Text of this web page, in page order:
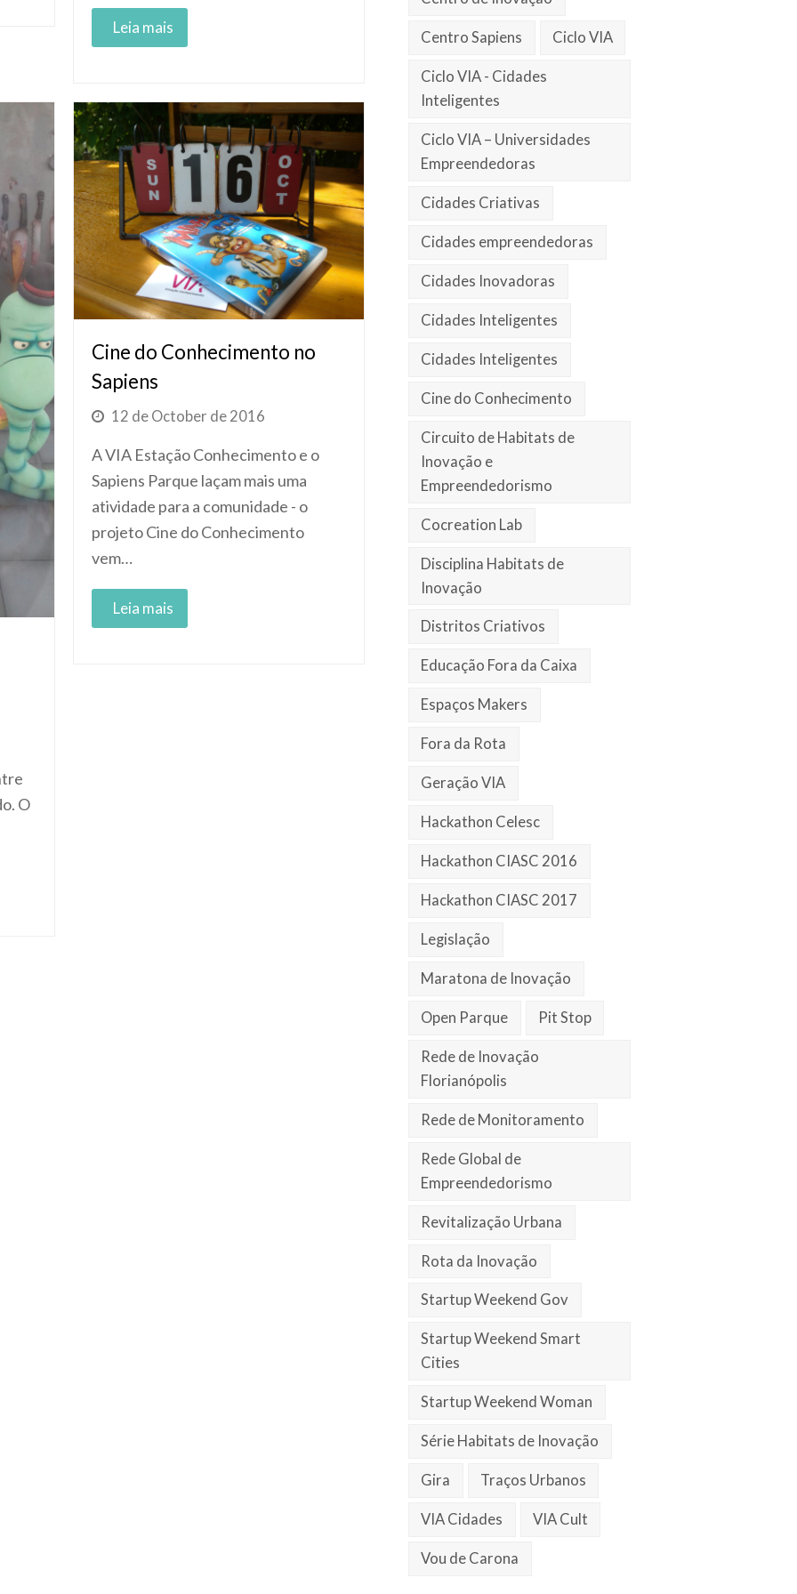
O
Cine do Conhecimento no
Sapiens
12 de October de 2016
A VIA Estação Conhecimento e o
Sapiens Parque laçam mais uma
atividade para a comunidade - o
projeto Cine do Conhecimento
vem…
Centro Sapiens Ciclo VIA
Ciclo VIA - Cidades
Inteligentes
Ciclo VIA – Universidades
Empreendedoras
Cidades Criativas
Cidades empreendedoras
Cidades Inovadoras
Cidades Inteligentes
Cidades Inteligentes
Cine do Conhecimento
Circuito de Habitats de
Inovação e
Empreendedorismo
Cocreation Lab
Disciplina Habitats de
Inovação
Distritos Criativos
Educação Fora da Caixa
Espaços Makers
Fora da Rota
Geração VIA
Hackathon Celesc
Hackathon CIASC 2016
Hackathon CIASC 2017
Legislação
Maratona de Inovação
Open Parque Pit Stop
Rede de Inovação
Florianópolis
Rede de Monitoramento
Rede Global de
Empreendedorismo
Revitalização Urbana
Rota da Inovação
Startup Weekend Gov
Startup Weekend Smart
Cities
Startup Weekend Woman
Série Habitats de Inovação
Gira Traços Urbanos
VIA Cidades VIA Cult
Vou de Carona